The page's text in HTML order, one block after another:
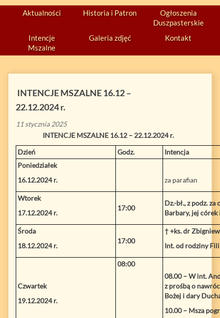
Aktualności Historia i Patron
Ogłoszenia
Duszpasterskie
Intencje
Mszalne
Galeria zdjęć Kontakt
INTENCJE MSZALNE 16.12 –
22.12.2024 r.
11 stycznia 2025
INTENCJE MSZALNE 16.12 – 22.12.2024 r.
Dzień
Godz.
Intencja
Poniedziałek
16.12.2024 r.
za parafian
Wtorek
17.12.2024 r.
17:00
Dz.-bł., z podz.
Barbary, jej
Środa
18.12.2024 r.
17:00
† +ks. dr
Int. od rodziny
Czwartek
19.12.2024 r.
08:00
08.00 – W int.
z prośbą o
Bożej i dary
10.00 – Msza